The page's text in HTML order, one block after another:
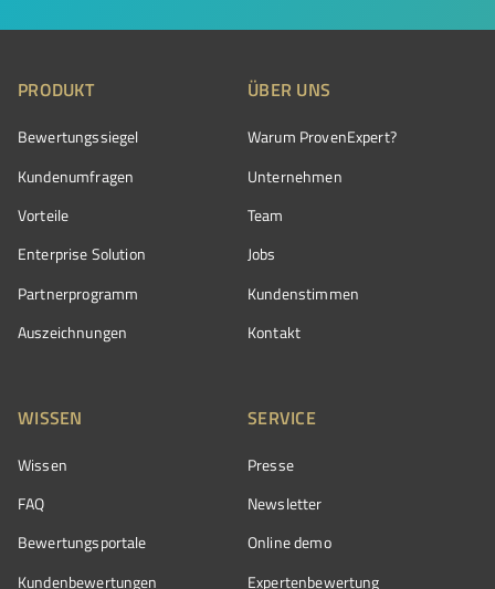
PRODUKT
Bewertungssiegel
Kundenumfragen
Vorteile
Enterprise Solution
Partnerprogramm
Auszeichnungen
ÜBER UNS
Warum ProvenExpert?
Unternehmen
Team
Jobs
Kundenstimmen
Kontakt
WISSEN
Wissen
FAQ
Bewertungsportale
Kundenbewertungen
SERVICE
Presse
Newsletter
Online demo
Expertenbewertung